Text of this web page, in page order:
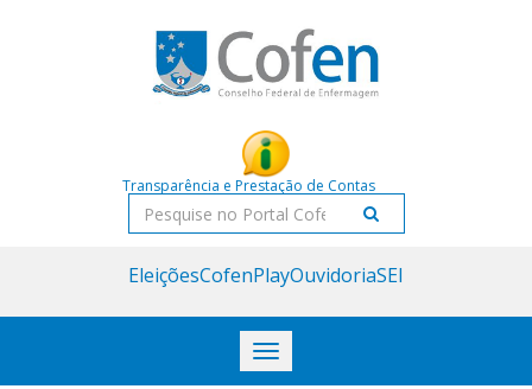
Transparência e Prestação de Contas
Pesquisar
EleiçõesCofenPlayOuvidoriaSEI
Toggle
navigation